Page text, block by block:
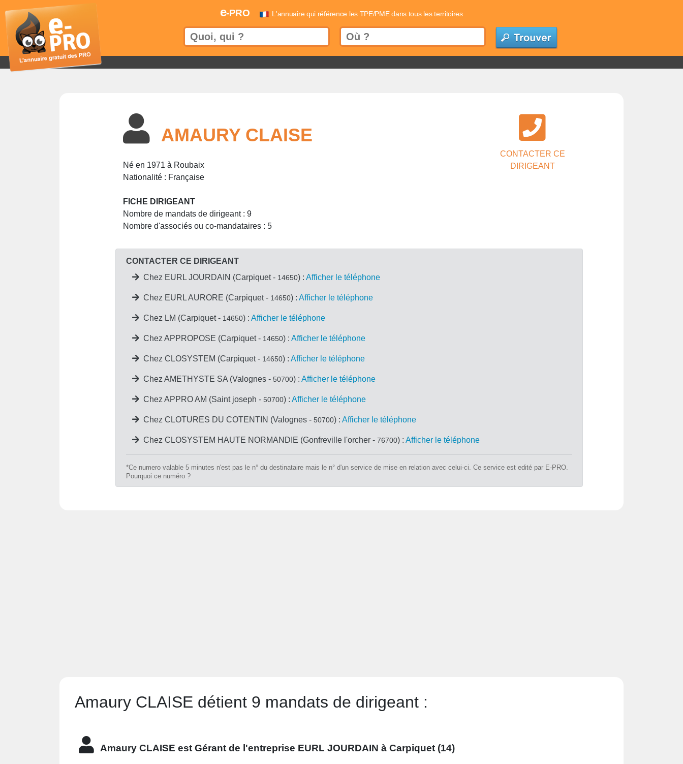
e-PRO L'annuaire qui référence les TPE/PME dans tous les territoires
AMAURY CLAISE
Né en 1971 à Roubaix
Nationalité : Française
FICHE DIRIGEANT
Nombre de mandats de dirigeant : 9
Nombre d'associés ou co-mandataires : 5
CONTACTER CE
DIRIGEANT
CONTACTER CE DIRIGEANT
Chez EURL JOURDAIN (Carpiquet - 14650) : Afficher le téléphone
Chez EURL AURORE (Carpiquet - 14650) : Afficher le téléphone
Chez LM (Carpiquet - 14650) : Afficher le téléphone
Chez APPROPOSE (Carpiquet - 14650) : Afficher le téléphone
Chez CLOSYSTEM (Carpiquet - 14650) : Afficher le téléphone
Chez AMETHYSTE SA (Valognes - 50700) : Afficher le téléphone
Chez APPRO AM (Saint joseph - 50700) : Afficher le téléphone
Chez CLOTURES DU COTENTIN (Valognes - 50700) : Afficher le téléphone
Chez CLOSYSTEM HAUTE NORMANDIE (Gonfreville l'orcher - 76700) : Afficher le téléphone
*Ce numero valable 5 minutes n'est pas le n° du destinataire mais le n° d'un service de mise en relation avec celui-ci. Ce service est edité par E-PRO.
Pourquoi ce numéro ?
Amaury CLAISE détient 9 mandats de dirigeant :
Amaury CLAISE est Gérant de l'entreprise EURL JOURDAIN à Carpiquet (14)